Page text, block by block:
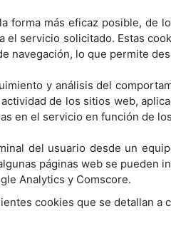
forma más eficaz posible, de
el servicio solicitado. Estas
navegación, lo que permite
y análisis del
de los sitios web,
en el servicio en función de
del usuario desde un
páginas web se
Analytics y Comscore.
cookies que se detallan a